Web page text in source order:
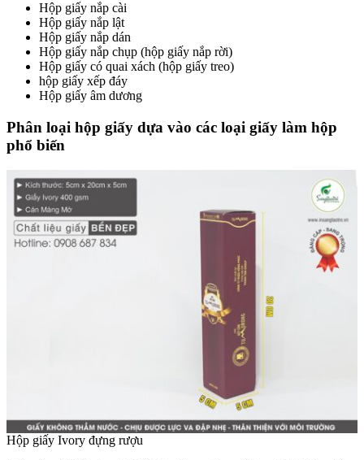
Hộp giấy nắp cài
Hộp giấy nắp lật
Hộp giấy nắp dán
Hộp giấy nắp chụp (hộp giấy nắp rời)
Hộp giấy có quai xách (hộp giấy treo)
hộp giấy xếp đáy
Hộp giấy âm dương
Phân loại hộp giấy dựa vào các loại giấy làm hộp
phổ biến
Hộp giấy Ivory đựng rượu